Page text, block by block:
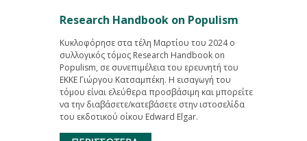
Research Handbook on Populism
Κυκλοφόρησε στα τέλη Μαρτίου του 2024 ο
συλλογικός τόμος Research Handbook on
Populism, σε συνεπιμέλεια του ερευνητή του
ΕΚΚΕ Γιώργου Κατσαμπέκη. Η εισαγωγή του
τόμου είναι ελεύθερα προσβάσιμη και μπορείτε
να την διαβάσετε/κατεβάσετε στην ιστοσελίδα
του εκδοτικού οίκου Edward Elgar.